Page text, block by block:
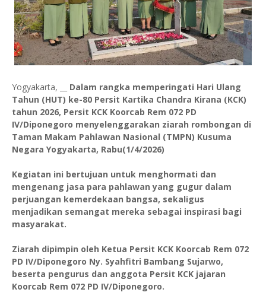
Yogyakarta, __ Dalam rangka memperingati Hari Ulang
Tahun (HUT) ke-80 Persit Kartika Chandra Kirana (KCK)
tahun 2026, Persit KCK Koorcab Rem 072 PD
IV/Diponegoro menyelenggarakan ziarah rombongan di
Taman Makam Pahlawan Nasional (TMPN) Kusuma
Negara Yogyakarta, Rabu(1/4/2026)
Kegiatan ini bertujuan untuk menghormati dan
mengenang jasa para pahlawan yang gugur dalam
perjuangan kemerdekaan bangsa, sekaligus
menjadikan semangat mereka sebagai inspirasi bagi
masyarakat.
Ziarah dipimpin oleh Ketua Persit KCK Koorcab Rem 072
PD IV/Diponegoro Ny. Syahfitri Bambang Sujarwo,
beserta pengurus dan anggota Persit KCK jajaran
Koorcab Rem 072 PD IV/Diponegoro.